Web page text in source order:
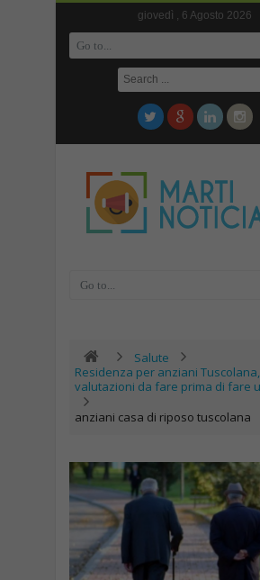
giovedì , 6 Agosto 2026
Salute
Residenza per anziani
valutazioni da fare prima di fare
anziani casa di riposo tuscolana